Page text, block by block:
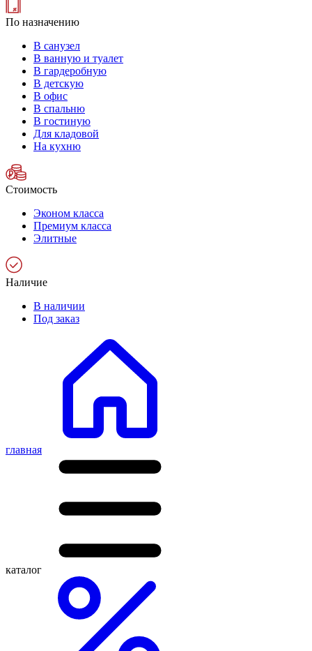
По назначению
В санузел
В ванную и туалет
В гардеробную
В детскую
В офис
В спальню
В гостиную
Для кладовой
На кухню
Стоимость
Эконом класса
Премиум класса
Элитные
Наличие
В наличии
Под заказ
главная
каталог